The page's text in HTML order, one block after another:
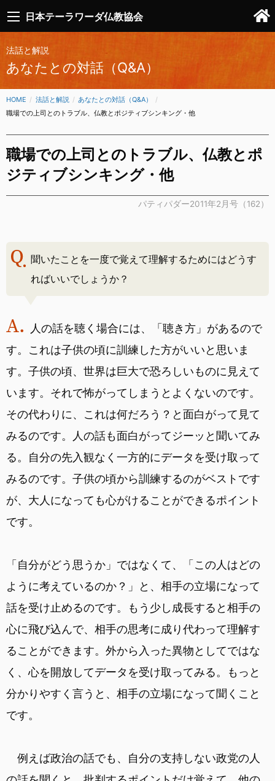
日本テーラワーダ仏教協会
法話と解説
あなたとの対話（Q&A）
HOME 法話と解説
あなたとの対話（Q&A）
CURRENT:
職場での上司とのトラブル、仏教とポジティブシンキング・他
職場での上司とのトラブル、仏教とポ
ジティブシンキング・他
パティパダー2011年2月号（162）
聞いたことを一度で覚えて理解するためにはどうす
ればいいでしょうか？
人の話を聴く場合には、「聴き方」があるので
す。これは子供の頃に訓練した方がいいと思いま
す。子供の頃、世界は巨大で恐ろしいものに見えて
います。それで怖がってしまうとよくないのです。
その代わりに、これは何だろう？と面白がって見て
みるのです。人の話も面白がってジーッと聞いてみ
る。自分の先入観なく一方的にデータを受け取って
みるのです。子供の頃から訓練するのがベストです
が、大人になっても心がけることができるポイント
です。
「自分がどう思うか」ではなくて、「この人はどの
ように考えているのか？」と、相手の立場になって
話を受け止めるのです。もう少し成長すると相手の
心に飛び込んで、相手の思考に成り代わって理解す
ることができます。外から入った異物としてではな
く、心を開放してデータを受け取ってみる。もっと
分かりやすく言うと、相手の立場になって聞くこと
です。
例えば政治の話でも、自分の支持しない政党の人